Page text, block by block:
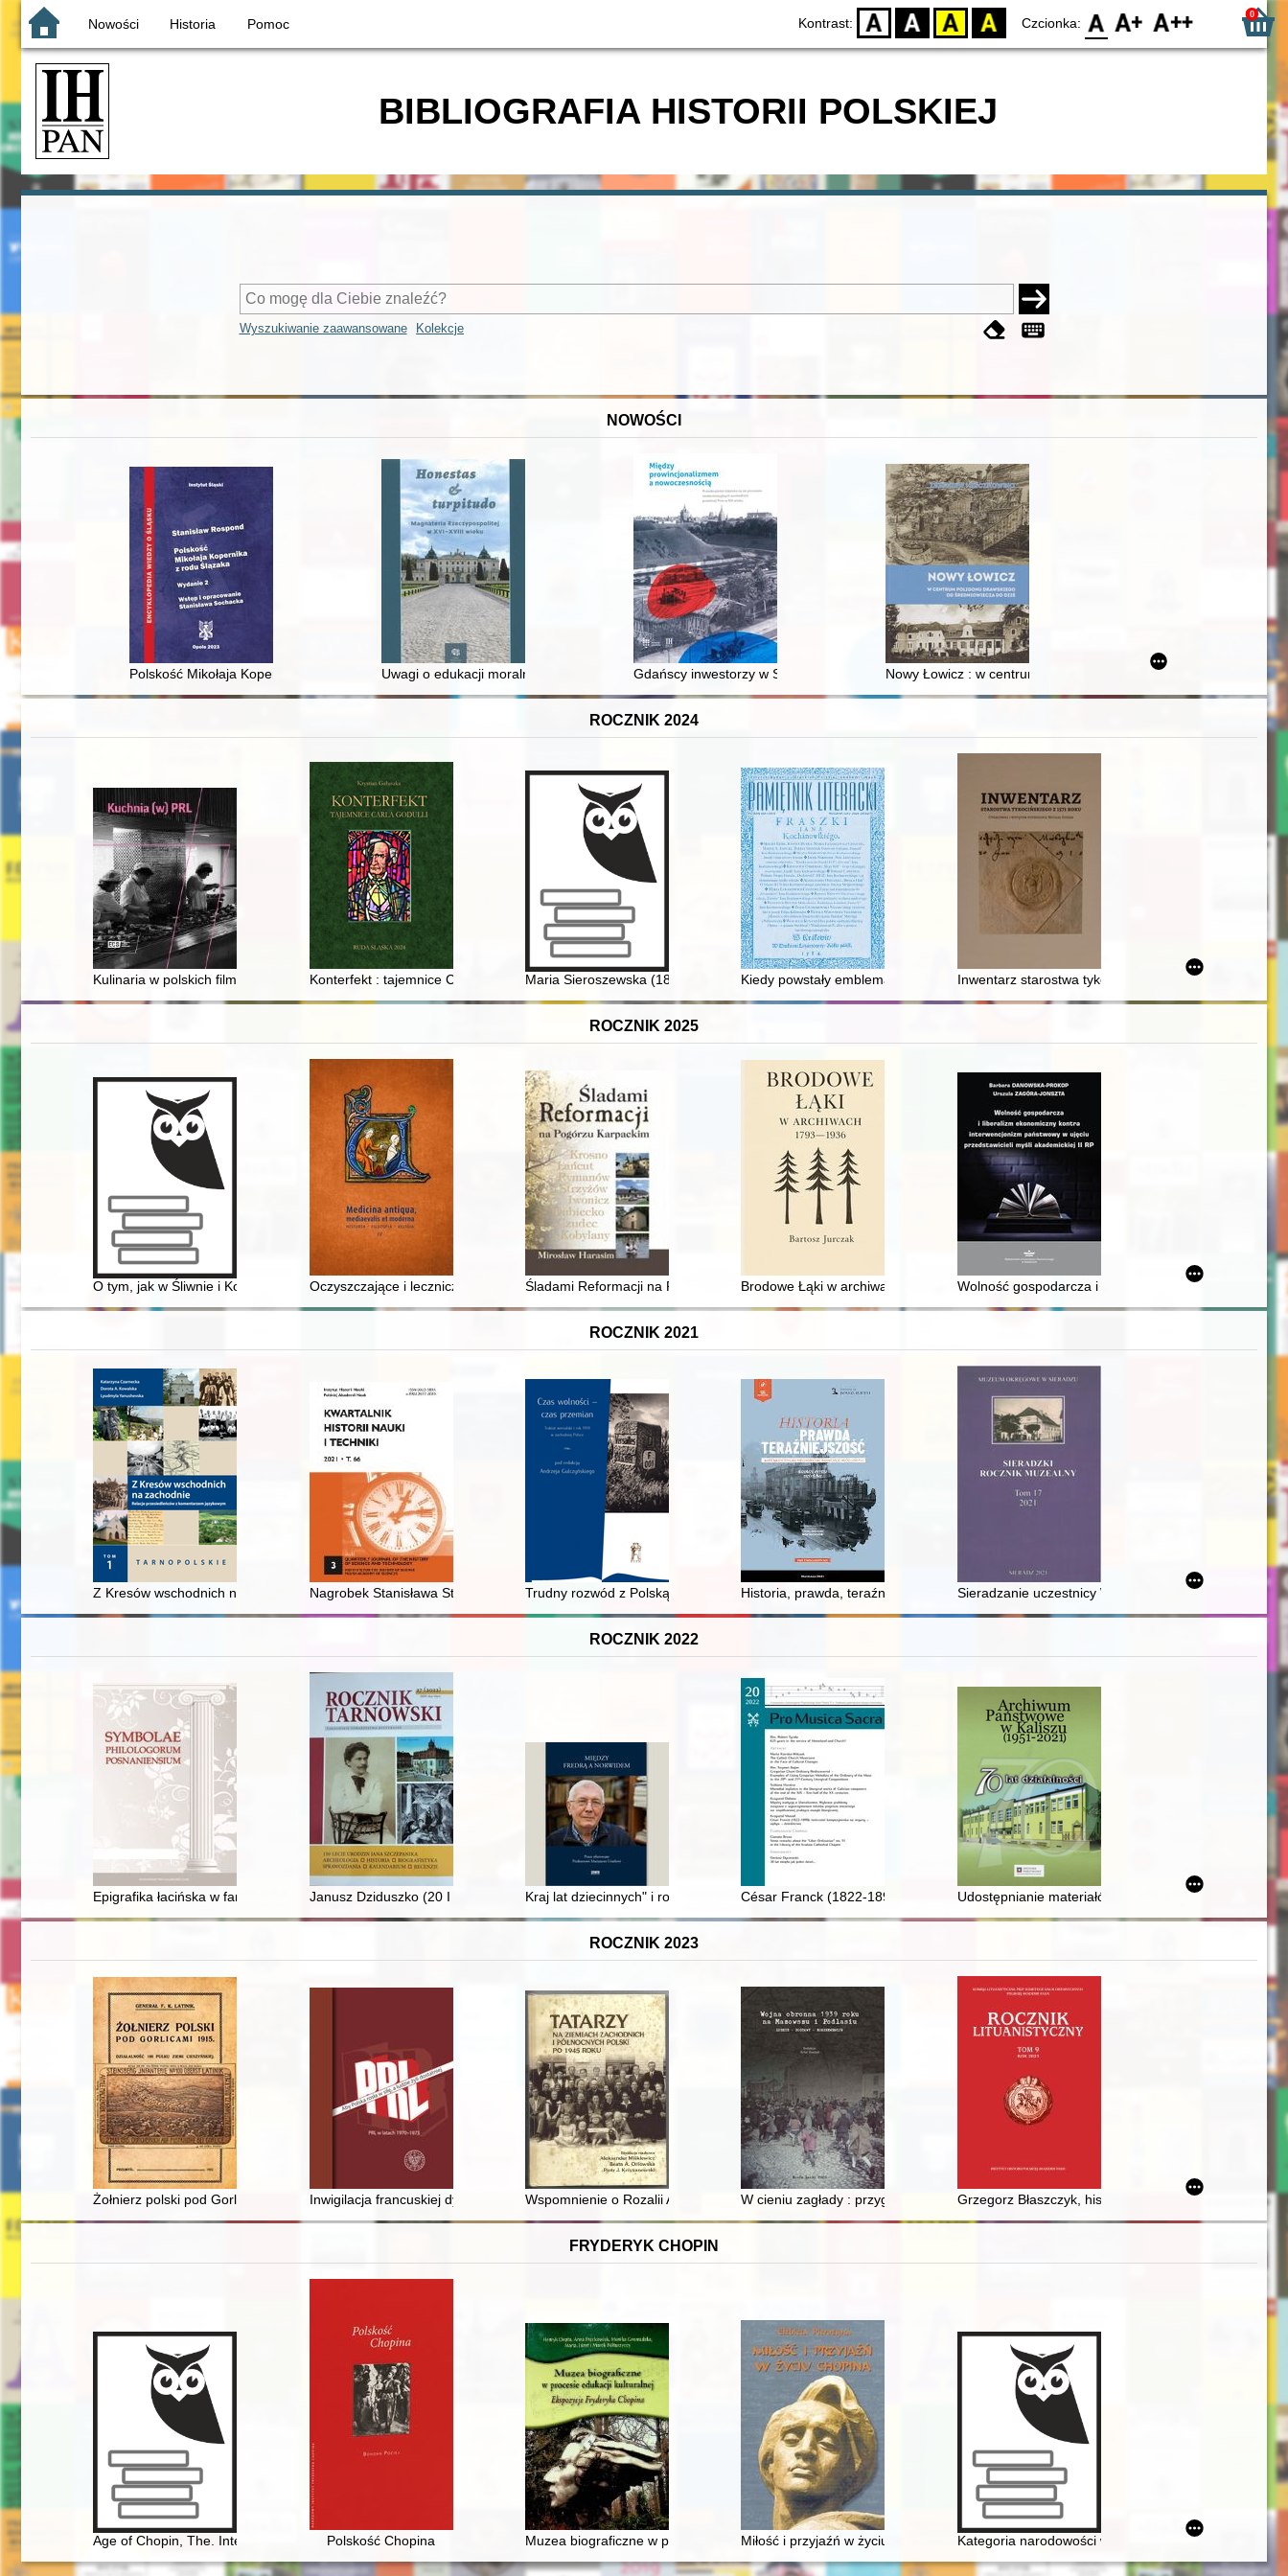
Nowości Historia Pomoc Kontrast: D BW YB BY Czcionka: F0 F1 F2 0
BIBLIOGRAFIA HISTORII POLSKIEJ
Wyszukiwanie zaawansowane Kolekcje
NOWOŚCI
Polskość Mikołaja Kopernika z rodu ŚlązakaUwagi o edukacji moralnej synów szlacheckich w XVI-wiecznej RzeczypospolitejGdańscy inwestorzy w Sopocie : prestiż finansowy i towarzyski lokalnego mieszczaństwa w 2. poł. XIX w
Nowy Łowicz : w centrum poligonu drawskiego od średniowiecza
ROCZNIK 2024
Kulinaria w polskich filmach czasów PRL : próba systematyzacji
Konterfekt : tajemnice Carla Goduli Maria Sieroszewska (1881-1964) : studium przypadku = Maria Sieroszewska (1881-1964) : case study
Kiedy powstały emblematy Zbigniewa Morsztyna? : nowe ustalenia dotyczące datacji
Inwentarz starostwa tykocińskiego z 1571 roku
ROCZNIK 2025
O tym, jak w Śliwnie i Konowałach kościoły budowanoOczyszczające i lecznicze właściwości wody w świetle tekstów biblijnych i pozabiblijnych
Śladami Reformacji na Pogórzu Karpackim : odrzuceni - niezapomniani
Brodowe Łąki w archiwach 1793-1936Wolność gospodarcza i liberalizm ekonomiczny
ROCZNIK 2021
Z Kresów wschodnich na zachodnie : relacje przesiedleńców z komentarzem językowym. T. 1,
Nagrobek Stanisława Staszica a polityka wizerunkowa Towarzystwa Warszawskiego Przyjaciół Nauk = Stanisław Staszic’s tombstone and the image-building
Trudny rozwód z Polską, czyli "Biali" Rosjanie wobec Polski na konferencji paryskiej w 1919 roku = A difficult divorce with
Historia, prawda, teraźniejszość : jak prowadzić stosunki międzynarodowe w kontekście
Sieradzanie uczestnicy Wojny Polsko-Bolszewickiej
ROCZNIK 2022
Epigrafika łacińska w farze poznańskiej : inskrypcje w ołtarzach i kaplicach świętych jezuickich
Janusz Dziduszko (20 I 1938, Ustrzyki Dolne - 15 IV 2021, Tarnów)Kraj lat dziecinnych" i rodowód Jana Czeczota w świetle familijnych dokumentów oraz ksiąg parafialnych dekanatu
César Franck (1822-1890): twórczość kompozytorska na organy - wpływ - dziedzictwo
Udostępnianie materiałów archiwalnych
ROCZNIK 2023
Żołnierz polski pod Gorlicami 1915 : działalność 100 pułku Ziemi Cieszyńskiej
Inwigilacja francuskiej dyplomacji w Polsce przez aparat policyjny PRL w pierwszej połowie lat siedemdziesiątych XX w. : zarys problemu
Wspomnienie o Rozalii AleksandrowiczW cieniu zagłady : przygotowania wojenne na wschodnim Mazowszu i południowym
Grzegorz Błaszczyk, historyk dawnej Litwy
FRYDERYK CHOPIN
Age of Chopin, The. Interdisciplinary inquiriesPolskość Chopina Muzea biograficzne w procesie edukacji kulturalnej. Ekspozycje Fryderyka Chopina
Miłość i przyjaźń w życiu Chopina Kategoria narodowości w recepcji twórczości